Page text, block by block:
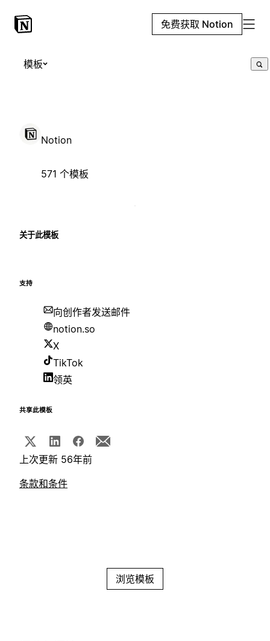
免费获取 Notion
模板
Notion
571 个模板
关于此模板
支持
向创作者发送邮件
notion.so
X
TikTok
领英
共享此模板
上次更新 56年前
条款和条件
浏览模板